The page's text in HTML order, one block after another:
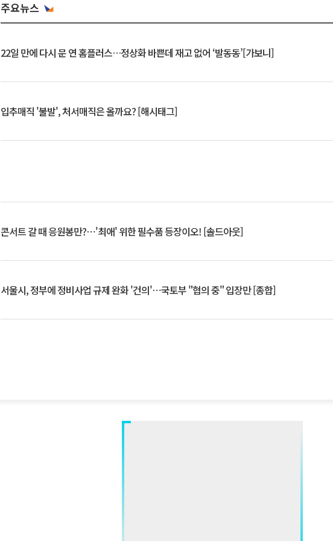
주요뉴스
22일 만에 다시 문 연 홈플러스…정상화 바쁜데 재고 없어 ‘발동동’[가보니]
입추매직 '불발', 처서매직은 올까요? [해시태그]
콘서트 갈 때 응원봉만?⋯'최애' 위한 필수품 등장이오! [솔드아웃]
서울시, 정부에 정비사업 규제 완화 '건의'⋯국토부 "협의 중" 입장만 [종합]